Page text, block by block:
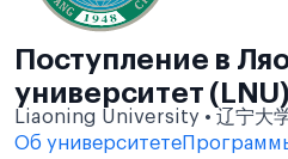
Поступление в
университет (LNU)
Liaoning University • 辽宁大
Об университете